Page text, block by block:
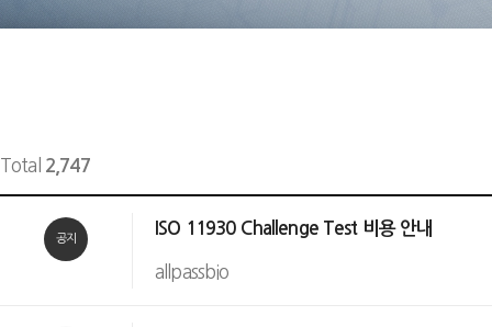
Total 2,747
공지
ISO 11930 Challenge Test 비용 안내
allpassbio